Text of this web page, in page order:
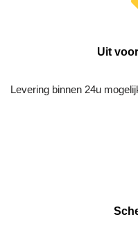
Uit
Levering binnen 24u